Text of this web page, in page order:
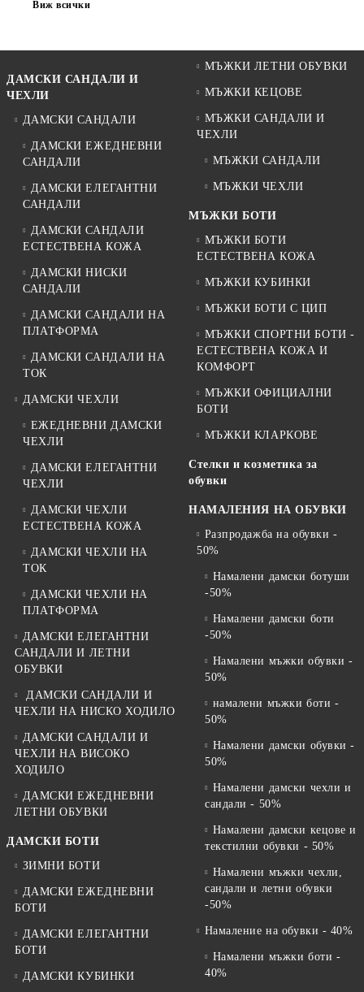
Виж всички
ДАМСКИ САНДАЛИ И
ЧЕХЛИ
ДАМСКИ САНДАЛИ
ДАМСКИ ЕЖЕДНЕВНИ
САНДАЛИ
ДАМСКИ ЕЛЕГАНТНИ
САНДАЛИ
ДАМСКИ САНДАЛИ
ЕСТЕСТВЕНА КОЖА
ДАМСКИ НИСКИ
САНДАЛИ
ДАМСКИ САНДАЛИ НА
ПЛАТФОРМА
ДАМСКИ САНДАЛИ НА
ТОК
ДАМСКИ ЧЕХЛИ
ЕЖЕДНЕВНИ ДАМСКИ
ЧЕХЛИ
ДАМСКИ ЕЛЕГАНТНИ
ЧЕХЛИ
ДАМСКИ ЧЕХЛИ
ЕСТЕСТВЕНА КОЖА
ДАМСКИ ЧЕХЛИ НА
ТОК
ДАМСКИ ЧЕХЛИ НА
ПЛАТФОРМА
ДАМСКИ ЕЛЕГАНТНИ
САНДАЛИ И ЛЕТНИ
ОБУВКИ
ДАМСКИ САНДАЛИ И
ЧЕХЛИ НА НИСКО ХОДИЛО
ДАМСКИ САНДАЛИ И
ЧЕХЛИ НА ВИСОКО
ХОДИЛО
ДАМСКИ ЕЖЕДНЕВНИ
ЛЕТНИ ОБУВКИ
ДАМСКИ БОТИ
ЗИМНИ БОТИ
ДАМСКИ ЕЖЕДНЕВНИ
БОТИ
ДАМСКИ ЕЛЕГАНТНИ
БОТИ
ДАМСКИ КУБИНКИ
МЪЖКИ ЛЕТНИ ОБУВКИ
МЪЖКИ КЕЦОВЕ
МЪЖКИ САНДАЛИ И
ЧЕХЛИ
МЪЖКИ САНДАЛИ
МЪЖКИ ЧЕХЛИ
МЪЖКИ БОТИ
МЪЖКИ БОТИ
ЕСТЕСТВЕНА КОЖА
МЪЖКИ КУБИНКИ
МЪЖКИ БОТИ С ЦИП
МЪЖКИ СПОРТНИ БОТИ -
ЕСТЕСТВЕНА КОЖА И
КОМФОРТ
МЪЖКИ ОФИЦИАЛНИ
БОТИ
МЪЖКИ КЛАРКОВЕ
Стелки и козметика за
обувки
НАМАЛЕНИЯ НА ОБУВКИ
Разпродажба на обувки -
50%
Намалени дамски ботуши
-50%
Намалени дамски боти
-50%
Намалени мъжки обувки -
50%
намалени мъжки боти -
50%
Намалени дамски обувки -
50%
Намалени дамски чехли и
сандали - 50%
Намалени дамски кецове и
текстилни обувки - 50%
Намалени мъжки чехли,
сандали и летни обувки
-50%
Намаление на обувки - 40%
Намалени мъжки боти -
40%